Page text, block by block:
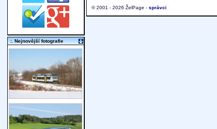
© 2001 - 2026 ŽelPage - správci
:. Nejnovější fotografie